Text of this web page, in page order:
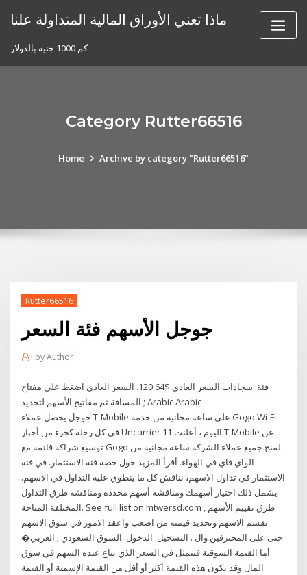
ماذا تعني الأوراق المالية المتداولة علنا
كم 1000 جنيه بالدولار
Category Rutter66516
Home Archive by category "Rutter66516"
Rutter66516
جوجل الأسهم فئة السعر
byAuthor
فئة: سجادات السعر العادي $120.64. السعر العادي اضغط على مفتاح
المسافة ثم مفاتيح الأسهم لتحديد ; Arabic Arabic
جوجل يحصل عملاء T-Mobile على ساعة مجانية من خدمة Gogo Wi-Fi
في كل رحلة كجزء من أخبار Uncarrier 11 اليوم ، أعلنت T-Mobile عن
توسيع شراكة قائمة مع Gogo لمنح جميع عملاء الشركة ساعة مجانية من
الواي فاي في الهواء. أقرأ المزيد حول حصة فئة الاستثمار. في فئة
الاستثمار في تداول الاسهم، نناقش كل ما ينطوي عليه التداول في الاسهم.
يشمل ذلك اختيار أسهمك ومناقشة أسهم محددة ومناقشة طرق التداول
المختلفة المتاحة. See full list on mtwersd.com طرق تقييم الأسهم ,
تقسم الاسهم وتحديد قيمته من اصعب واعقد الامور في سوق الاسهم
حتى على المحترفين وال . التسجيل. الدخول. السوق السعودي ; العربي�
أما القيمة السوقية فتتمثل في السعر الذي يباع عنده السهم في سوق
المال وقد تكون هذه القيمة أكثر أو أقل من القيمة الإسمية أو القيمة